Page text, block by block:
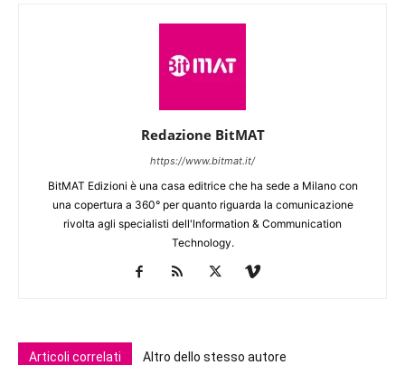
Redazione BitMAT
https://www.bitmat.it/
BitMAT Edizioni è una casa editrice che ha sede a Milano con
una copertura a 360° per quanto riguarda la comunicazione
rivolta agli specialisti dell'lnformation & Communication
Technology.
Articoli correlati Altro dello stesso autore